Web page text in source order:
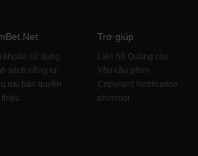
khoản sử dụng
sách riêng tư
nại bản quyền
Trợ giúp
Liên hệ Quảng cáo
Yêu cầu phim
Copyright Notification
phimmoi